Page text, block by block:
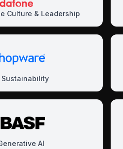
Culture & Leadership
Sustainability
AI